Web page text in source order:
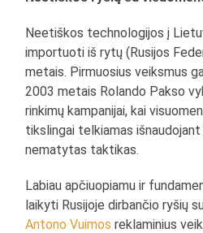
Neetiškos technologijos į
importuoti iš rytų (Rusijos
metais. Pirmuosius veiksmus
2003 metais Rolando Pakso
rinkimų kampanijai, kai
tikslingai telkiamas
nematytas taktikas.
Labiau apčiuopiamu ir
laikyti Rusijoje dirbančio ryšių
Antono Vuimos reklaminius